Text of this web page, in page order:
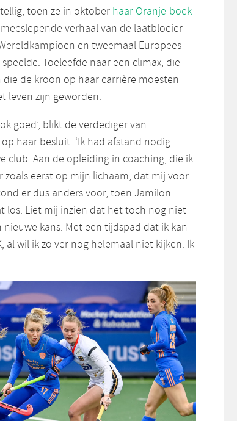
toen ze in oktober haar Oranje-boek
verhaal van de laatbloeier
en tweemaal Europees
Toeleefde naar een climax, die
de kroon op haar carrière moesten
leven zijn geworden.
goed’, blikt de verdediger van
haar besluit. ‘Ik had afstand nodig.
club. Aan de opleiding in coaching, die ik
eerst op mijn lichaam, dat mij voor
er dus anders voor, toen Jamilon
los. Liet mij inzien dat het toch nog niet
nieuwe kans. Met een tijdspad dat ik kan
al wil ik zo ver nog helemaal niet kijken. Ik